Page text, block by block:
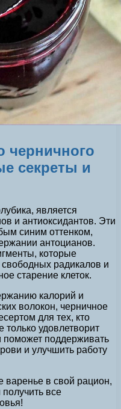
черничного
секреты и
является
и антиоксидантов. Эти
синим оттенком,
антоцианов.
которые
радикалов и
старение клеток.
калорий и
волокон, черничное
для тех, кто
удовлетворит
поможет поддерживать
и улучшить работу
варенье в свой рацион,
все